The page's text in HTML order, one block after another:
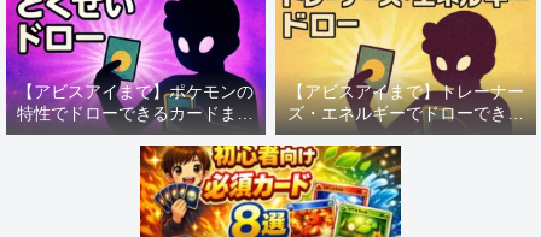
【アビスアイまで】ポケモンの
特性でドローできるカードまと
め【H・I・J】
【アビスアイまで】トレーナー
ズ・エネルギーでドローできる
カードまとめ【H・I・J】